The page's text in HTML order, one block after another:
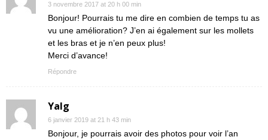
3 novembre 2017 at 20 h 00 min
Bonjour! Pourrais tu me dire en combien de temps tu as
vu une amélioration? J’en ai également sur les mollets
et les bras et je n’en peux plus!
Merci d’avance!
Répondre
Yalg
6 janvier 2019 at 21 h 43 min
Bonjour, je pourrais avoir des photos pour voir l’an